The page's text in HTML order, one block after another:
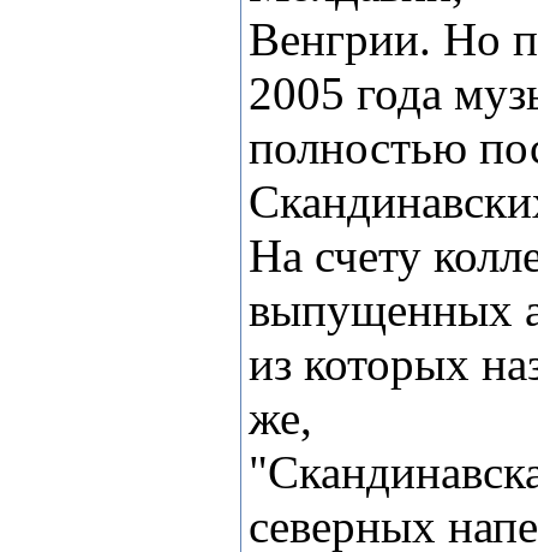
Венгрии. Но
2005 года
полностью
На счету
выпущенных
из которых
же,
северных